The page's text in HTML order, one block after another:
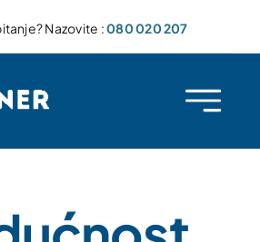
Nazovite :080 020 207